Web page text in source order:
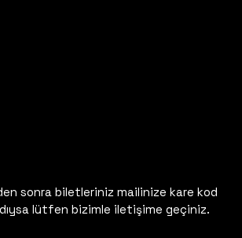
sonra biletleriniz mailinize kare kod
lütfen bizimle iletişime geçiniz.